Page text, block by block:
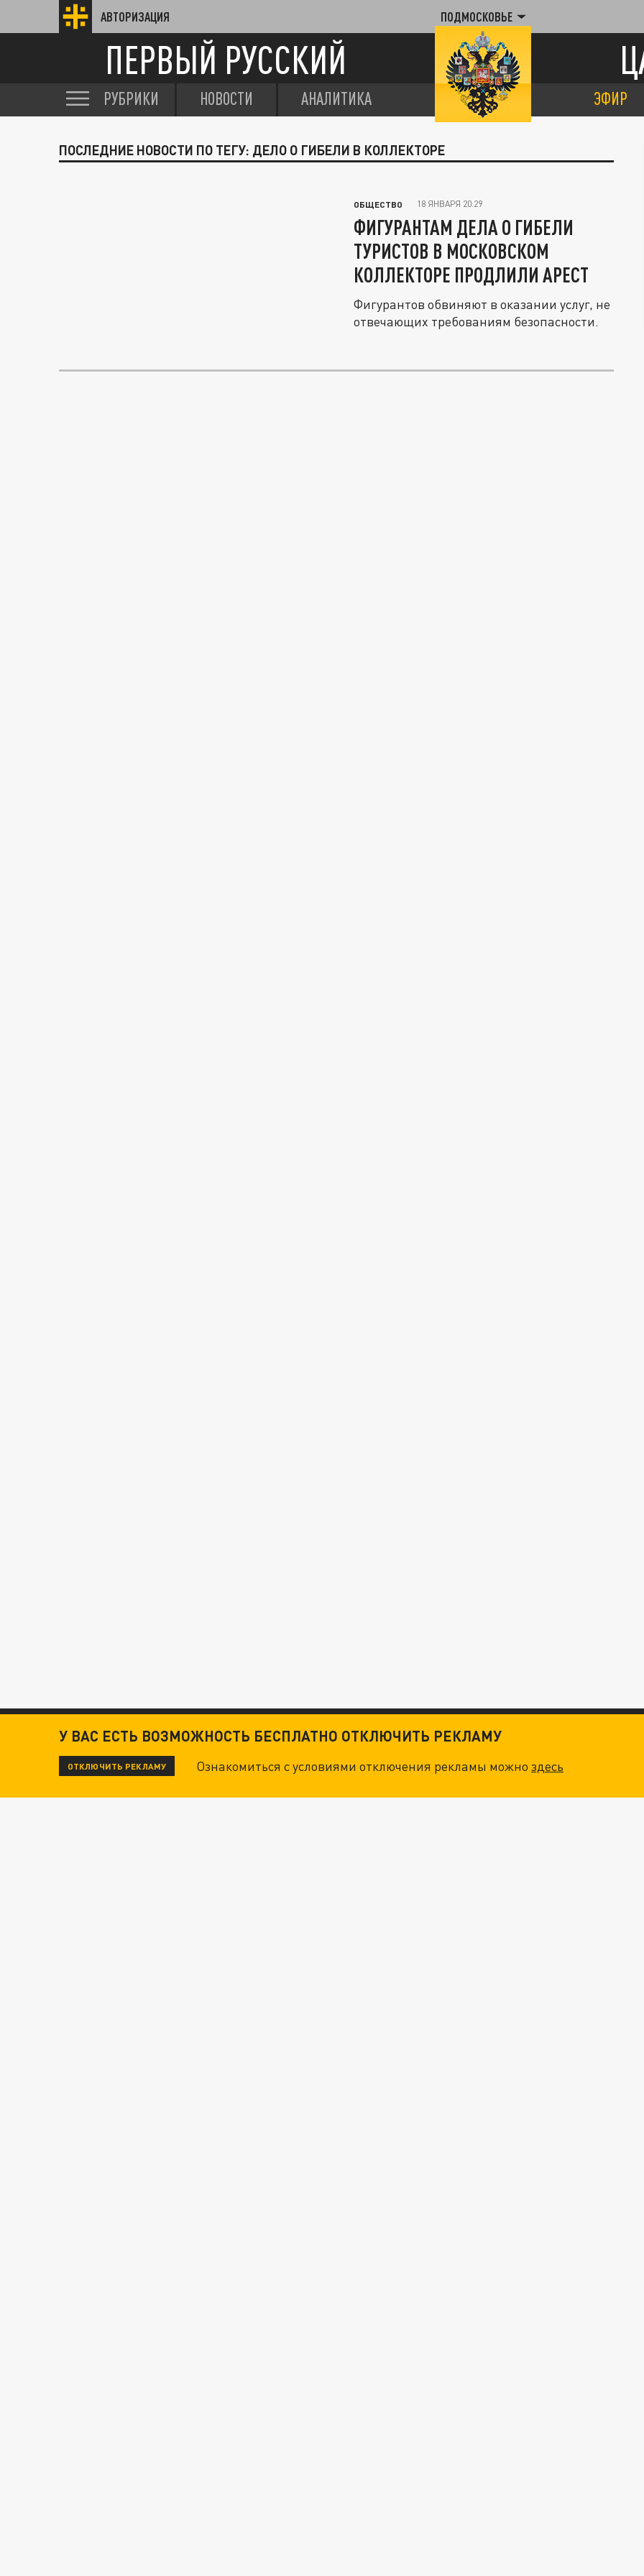
АВТОРИЗАЦИЯ ПОДМОСКОВЬЕ
ПЕРВЫЙ РУССКИЙ
РУБРИКИ НОВОСТИ АНАЛИТИКА ЭФИР
ПОСЛЕДНИЕ НОВОСТИ ПО ТЕГУ: ДЕЛО О ГИБЕЛИ В КОЛЛЕКТОРЕ
ОБЩЕСТВО 18 ЯНВАРЯ 20:29
ФИГУРАНТАМ ДЕЛА О ГИБЕЛИ
ТУРИСТОВ В МОСКОВСКОМ
КОЛЛЕКТОРЕ ПРОДЛИЛИ АРЕСТ
Фигурантов обвиняют в оказании услуг, не
отвечающих требованиям безопасности.
У ВАС ЕСТЬ ВОЗМОЖНОСТЬ БЕСПЛАТНО ОТКЛЮЧИТЬ РЕКЛАМУ
ОТКЛЮЧИТЬ РЕКЛАМУ Ознакомиться с условиями отключения рекламы можноздесь